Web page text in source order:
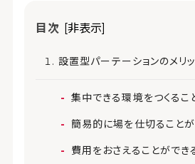
目次 [非表示]
設置型パーテーションのメリ
集中できる環境をつくるこ
簡易的に場を仕切ること
費用をおさえることができ